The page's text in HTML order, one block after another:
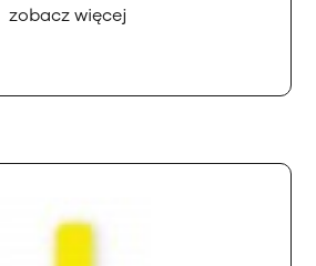
zobacz więcej